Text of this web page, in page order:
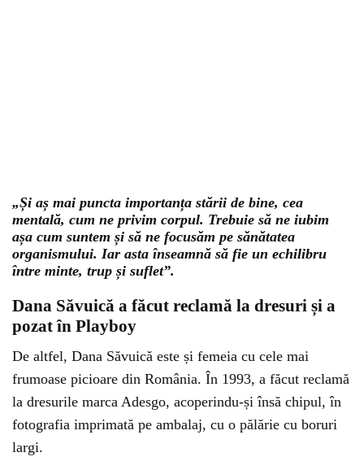
„Și aș mai puncta importanța stării de bine, cea
mentală, cum ne privim corpul. Trebuie să ne iubim
așa cum suntem și să ne focusăm pe sănătatea
organismului. Iar asta înseamnă să fie un echilibru
între minte, trup și suflet”.
Dana Săvuică a făcut reclamă la dresuri și a
pozat în Playboy
De altfel, Dana Săvuică este și femeia cu cele mai
frumoase picioare din România. În 1993, a făcut reclamă
la dresurile marca Adesgo, acoperindu-și însă chipul, în
fotografia imprimată pe ambalaj, cu o pălărie cu boruri
largi.